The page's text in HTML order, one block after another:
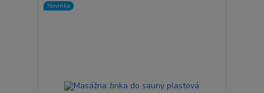
Novinka